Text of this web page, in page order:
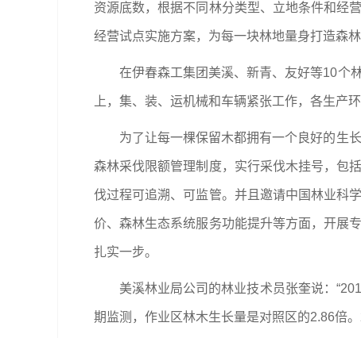
资源底数，根据不同林分类型、立地条件和经
经营试点实施方案，为每一块林地量身打造森
在伊春森工集团美溪、新青、友好等10个
上，集、装、运机械和车辆紧张工作，各生产
为了让每一棵保留木都拥有一个良好的生
森林采伐限额管理制度，实行采伐木挂号，包
伐过程可追溯、可监管。并且邀请中国林业科
价、森林生态系统服务功能提升等方面，开展
扎实一步。
美溪林业局公司的林业技术员张奎说：
期监测，作业区林木生长量是对照区的2.86倍